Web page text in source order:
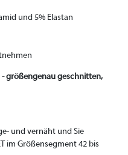
und 5% Elastan
- größengenau geschnitten,
und vernäht und Sie
im Größensegment 42 bis